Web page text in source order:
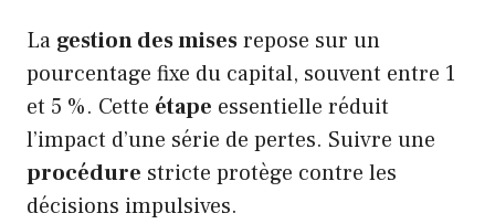
La gestion des misesrepose sur un
pourcentage fixe du capital, souvent entre 1
et 5 %. Cette étape essentielle réduit
l’impact d’une série de pertes. Suivre une
procédure stricte protège contre les
décisions impulsives.